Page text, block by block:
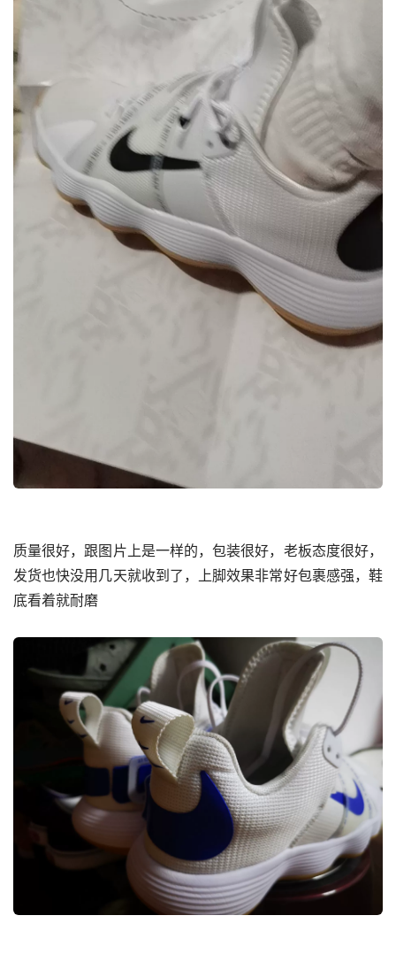
质量很好，跟图片上是一样的，包装很好，老板态度很好，
发货也快没用几天就收到了，上脚效果非常好包裹感强，鞋
底看着就耐磨